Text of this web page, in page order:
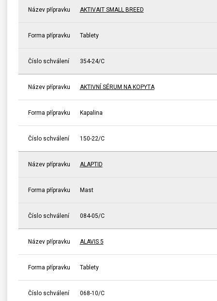
Název přípravku AKTIVAIT SMALL BREED
Forma přípravku Tablety
Číslo schválení 354-24/C
Název přípravku AKTIVNÍ SÉRUM NA KOPYTA
Forma přípravku Kapalina
Číslo schválení 150-22/C
Název přípravku ALAPTID
Forma přípravku Mast
Číslo schválení 084-05/C
Název přípravku ALAVIS 5
Forma přípravku Tablety
Číslo schválení 068-10/C